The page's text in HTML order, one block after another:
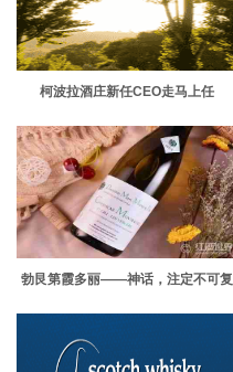
柯波拉酒庄新任CEO走马上任
勃艮第霞多丽——神话，注定不可复